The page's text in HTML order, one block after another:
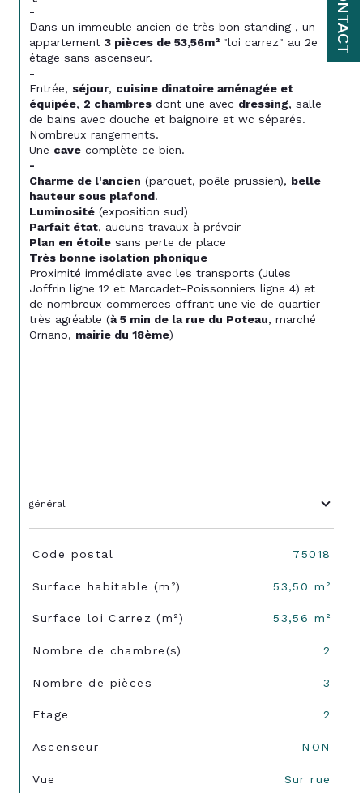
CONTACT
-
Dans un immeuble ancien de très bon standing , un
appartement 3 pièces de 53,56m² "loi carrez" au 2e
étage sans ascenseur.
-
Entrée, séjour, cuisine dinatoire aménagée et
équipée, 2 chambres dont une avec dressing, salle
de bains avec douche et baignoire et wc séparés.
Nombreux rangements.
Une cave complète ce bien.
-
Charme de l'ancien (parquet, poêle prussien), belle
hauteur sous plafond.
Luminosité (exposition sud)
Parfait état, aucuns travaux à prévoir
Plan en étoile sans perte de place
Très bonne isolation phonique
Proximité immédiate avec les transports (Jules
Joffrin ligne 12 et Marcadet-Poissonniers ligne 4) et
de nombreux commerces offrant une vie de quartier
très agréable (à 5 min de la rue du Poteau, marché
Ornano, mairie du 18ème)
général
TRAD_SIROCCO_Caracteristique
Code postal 75018
Surface habitable (m²) 53,50 m²
Surface loi Carrez (m²) 53,56 m²
Nombre de chambre(s) 2
Nombre de pièces 3
Etage 2
Ascenseur NON
Vue Sur rue